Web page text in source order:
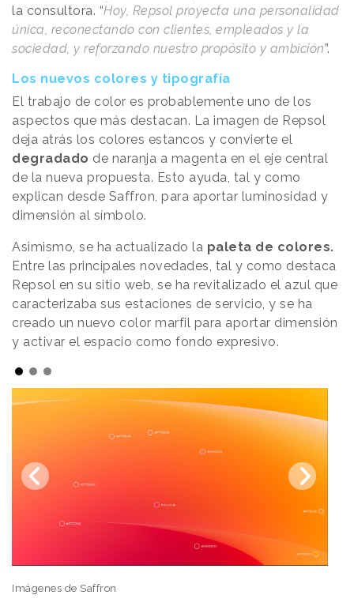
la consultora. “Hoy, Repsol proyecta una personalidad
única, reconectando con clientes, empleados y la
sociedad, y reforzando nuestro propósito y ambición”.
Los nuevos colores y tipografía
El trabajo de color es probablemente uno de los
aspectos que más destacan. La imagen de Repsol
deja atrás los colores estancos y convierte el
degradado de naranja a magenta en el eje central
de la nueva propuesta. Esto ayuda, tal y como
explican desde Saffron, para aportar luminosidad y
dimensión al símbolo.
Asimismo, se ha actualizado la paleta de colores.
Entre las principales novedades, tal y como destaca
Repsol en su sitio web, se ha revitalizado el azul que
caracterizaba sus estaciones de servicio, y se ha
creado un nuevo color marfil para aportar dimensión
y activar el espacio como fondo expresivo.
Imágenes de Saffron